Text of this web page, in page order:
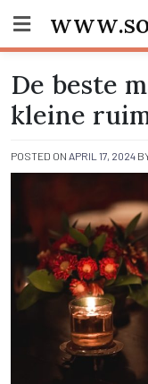
content
De beste
kleine
POSTED ON APRIL 17, 2024